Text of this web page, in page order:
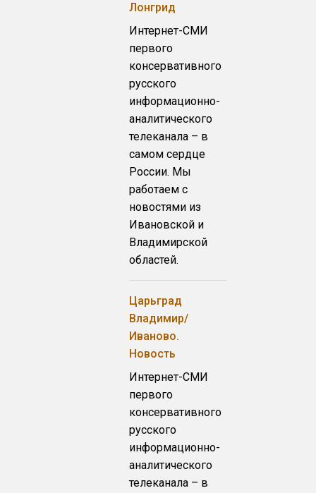
Лонгрид
Интернет-СМИ
первого
консервативного
русского
информационно-
аналитического
телеканала – в
самом сердце
России. Мы
работаем с
новостями из
Ивановской и
Владимирской
областей.
Царьград
Владимир/
Иваново.
Новость
Интернет-СМИ
первого
консервативного
русского
информационно-
аналитического
телеканала – в